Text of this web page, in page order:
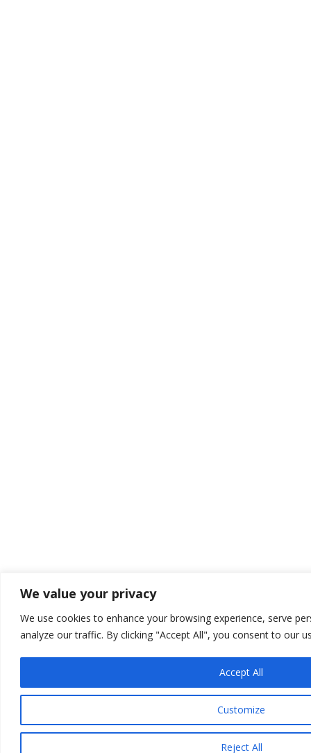
We value your privacy
We use cookies to enhance your browsing experience, serve
analyze our traffic. By clicking "Accept All", you consent to our
Customize
Reject All
Accept All